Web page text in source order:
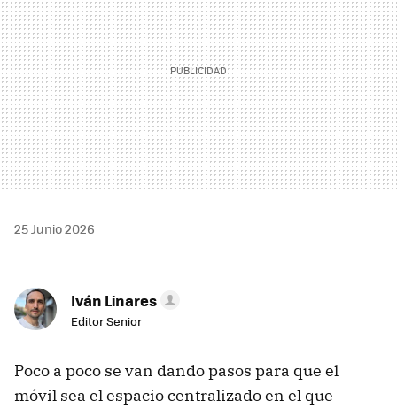
25 Junio 2026
Iván Linares
Editor Senior
Poco a poco se van dando pasos para que el
móvil sea el espacio centralizado en el que